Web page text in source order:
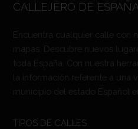
CALLEJERO DE
Encuentra cualquier calle con
mapas. Descubre nuevos
toda España. Con nuestra
la información referente a una
municipio del estado Español
TIPOS DE CALLES